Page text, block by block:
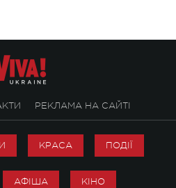
РЕКЛАМА НА САЙТІ
КРАСА ПОДІЇ
АФІША КІНО